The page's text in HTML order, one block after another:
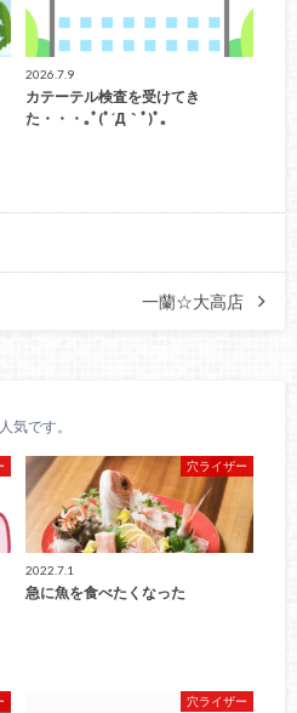
2026.7.9
カテーテル検査を受けてき
た・・・｡ﾟ(ﾟ´Д｀ﾟ)ﾟ｡
一蘭☆大高店
気です。
穴ライザー
2022.7.1
急に魚を食べたくなった
穴ライザー